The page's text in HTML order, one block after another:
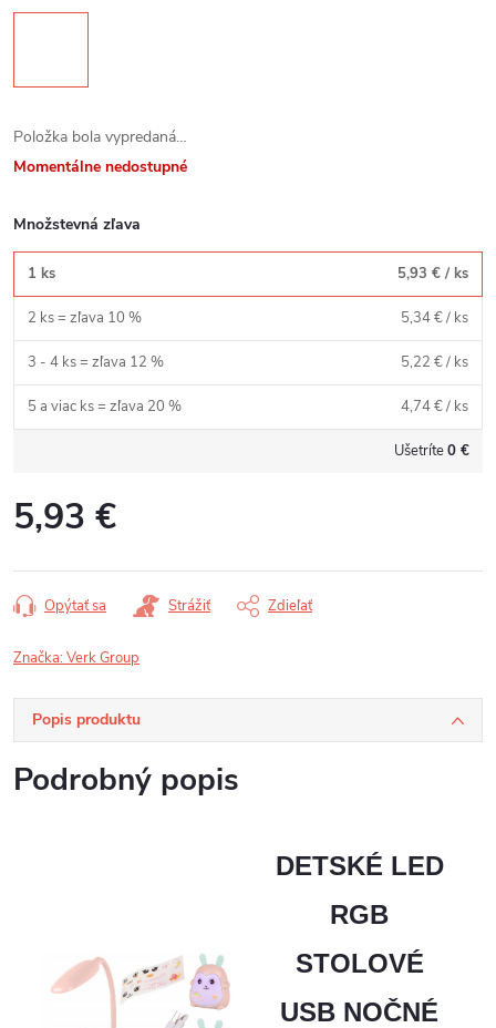
Položka bola vypredaná…
Momentálne nedostupné
Množstevná zľava
1 ks 5,93 € / ks
2 ks = zľava 10 % 5,34 €/ ks
3 - 4 ks = zľava 12 % 5,22 €/ ks
5 a viac ks = zľava 20 % 4,74 €/ ks
Ušetríte0 €
5,93 €
cena:
Opýtať sa Strážiť Zdieľať
Značka:Verk Group
Popis produktu
Podrobný popis
DETSKÉ LED
RGB
STOLOVÉ
USB NOČNÉ